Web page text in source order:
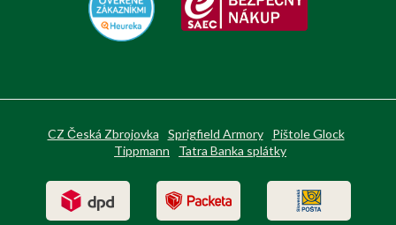
CZ Česká Zbrojovka Sprigfield Armory
Pištole Glock
Tippmann
Tatra Banka splátky